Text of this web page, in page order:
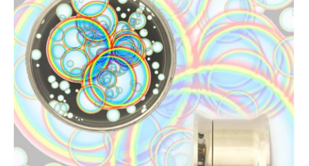
VOS VISUELS
TECHNIQUES D’IMPRESSION
NOS TEXTILES
Tailles des textiles
qualité des textiles
PROFESSIONNELS